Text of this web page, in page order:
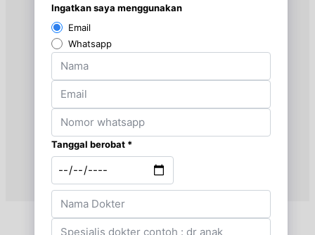
Jam 07:00 - 09:00
Jumat, 28/08/2026
Jam 16:00 - 20:00
Minggu, 30/08/2026
Jam 10:00 - 12:00
Selasa, 01/09/2026
Jam 13:00 - 15:00
Selasa, 01/09/2026
Jam 16:00 - 20:00